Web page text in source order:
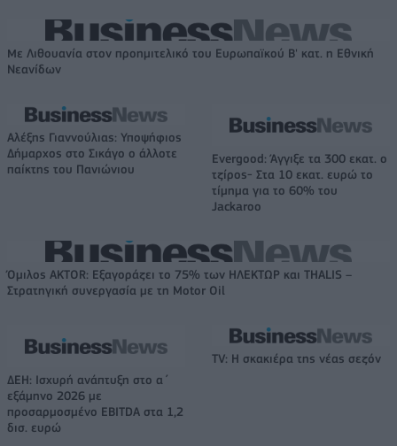
Με Λιθουανία στον προημιτελικό του Ευρωπαϊκού Β' κατ. η Εθνική
Νεανίδων
Αλέξης Γιαννούλιας: Υποψήφιος
Δήμαρχος στο Σικάγο ο άλλοτε
παίκτης του Πανιώνιου
Evergood: Άγγιξε τα 300 εκατ. ο
τζίρος- Στα 10 εκατ. ευρώ το
τίμημα για το 60% του
Jackaroo
Όμιλος AKTOR: Εξαγοράζει το 75% των ΗΛΕΚΤΩΡ και THALIS –
Στρατηγική συνεργασία με τη Motor Oil
ΔΕΗ: Ισχυρή ανάπτυξη στο α΄
εξάμηνο 2026 με
προσαρμοσμένο EBITDA στα 1,2
δισ. ευρώ
TV: Η σκακιέρα της νέας σεζόν